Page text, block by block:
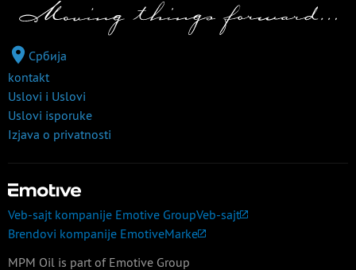
Србија
kontakt
Uslovi i Uslovi
Uslovi isporuke
Izjava o privatnosti
Veb-sajt kompanije Emotive GroupVeb-sajt
Brendovi kompanije EmotiveMarke
MPM Oil is part of Emotive Group